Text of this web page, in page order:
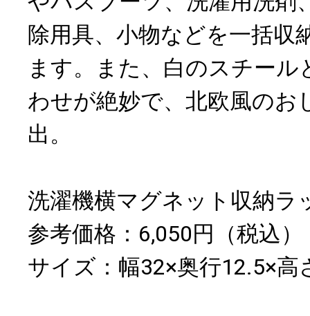
除用具、小物などを一括収
ます。また、白のスチール
わせが絶妙で、北欧風のお
出。
洗濯機横マグネット収納ラ
参考価格：6,050円（税込）
サイズ：幅32×奥行12.5×高